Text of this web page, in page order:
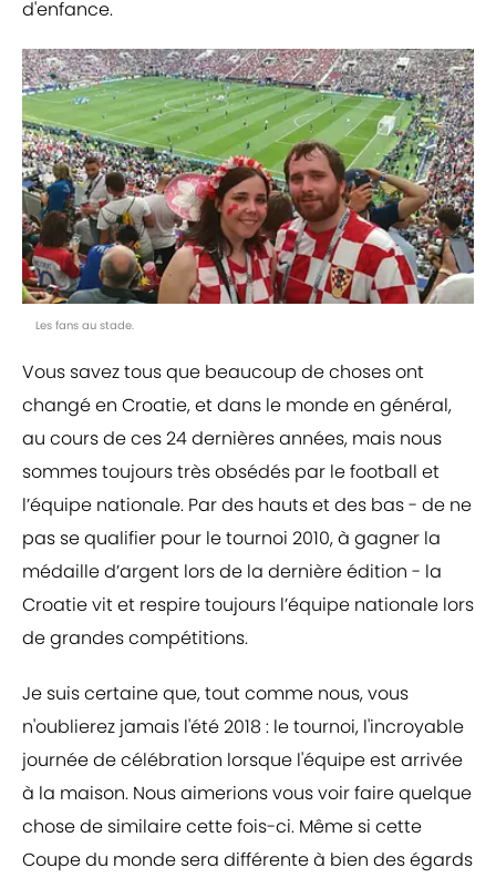
d'enfance.
Les fans au stade.
Vous savez tous que beaucoup de choses ont
changé en Croatie, et dans le monde en général,
au cours de ces 24 dernières années, mais nous
sommes toujours très obsédés par le football et
l’équipe nationale. Par des hauts et des bas - de ne
pas se qualifier pour le tournoi 2010, à gagner la
médaille d’argent lors de la dernière édition - la
Croatie vit et respire toujours l’équipe nationale lors
de grandes compétitions.
Je suis certaine que, tout comme nous, vous
n'oublierez jamais l'été 2018 : le tournoi, l'incroyable
journée de célébration lorsque l'équipe est arrivée
à la maison. Nous aimerions vous voir faire quelque
chose de similaire cette fois-ci. Même si cette
Coupe du monde sera différente à bien des égards